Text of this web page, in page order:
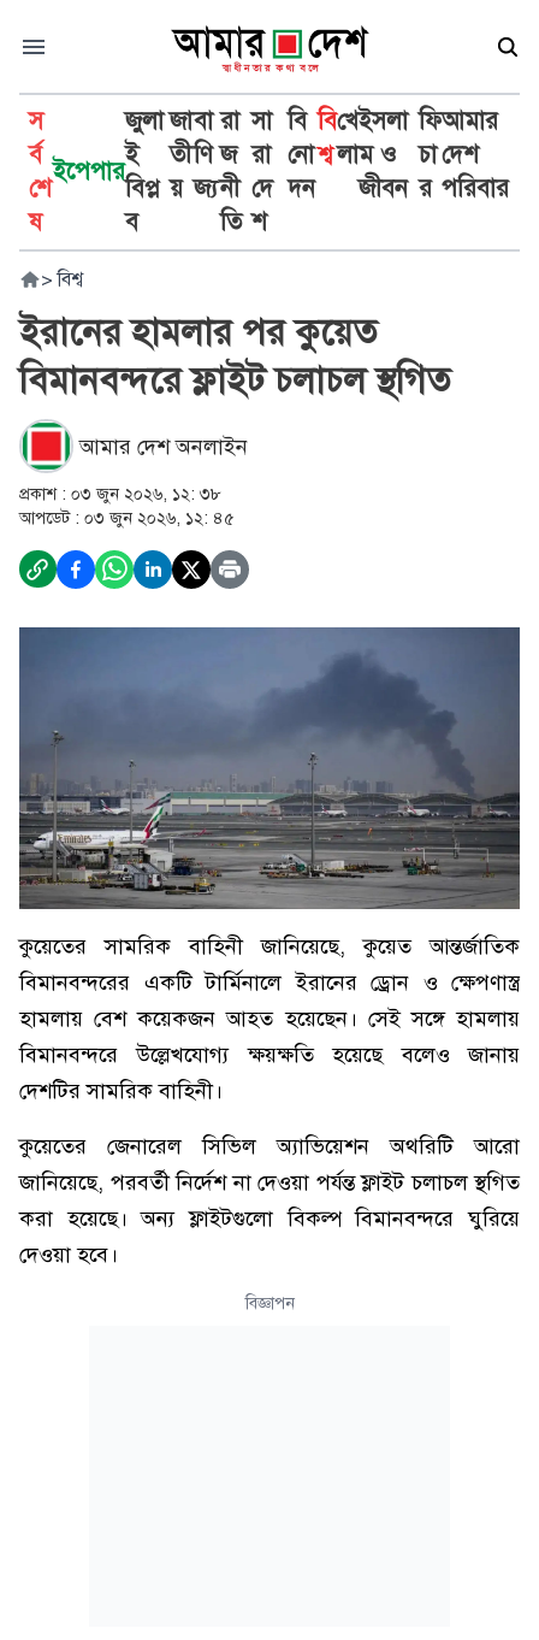
স
র্ব
শে
ষ
ইপেপার
জুলা
ই
বিপ্ল
ব
জা
তী
য়
বা
ণি
জ্য
রা
জ
নী
তি
সা
রা
দে
শ
বি
নো
দন
বি
শ্ব
খে
লা
ইসলা
ম ও
জীবন
ফি
চা
র
আমার
দেশ
পরিবার
> বিশ্ব
ইরানের হামলার পর কুয়েত
বিমানবন্দরে ফ্লাইট চলাচল স্থগিত
আমার দেশ অনলাইন
প্রকাশ : ০৩ জুন ২০২৬, ১২: ৩৮
আপডেট : ০৩ জুন ২০২৬, ১২: ৪৫
কুয়েতের সামরিক বাহিনী জানিয়েছে, কুয়েত আন্তর্জাতিক
বিমানবন্দরের একটি টার্মিনালে ইরানের ড্রোন ও ক্ষেপণাস্ত্র
হামলায় বেশ কয়েকজন আহত হয়েছেন। সেই সঙ্গে হামলায়
বিমানবন্দরে উল্লেখযোগ্য ক্ষয়ক্ষতি হয়েছে বলেও জানায়
দেশটির সামরিক বাহিনী।
কুয়েতের জেনারেল সিভিল অ্যাভিয়েশন অথরিটি আরো
জানিয়েছে, পরবর্তী নির্দেশ না দেওয়া পর্যন্ত ফ্লাইট চলাচল স্থগিত
করা হয়েছে। অন্য ফ্লাইটগুলো বিকল্প বিমানবন্দরে ঘুরিয়ে
দেওয়া হবে।
বিজ্ঞাপন